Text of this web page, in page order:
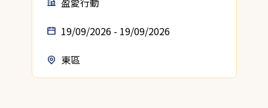
19/09/2026 - 19/09/2026
東區